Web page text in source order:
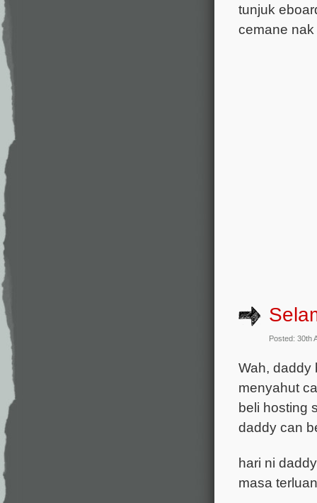
tunjuk
cemane
Posted: 30th
Wah, daddy
menyahut
beli hosting
daddy can
hari ni
masa